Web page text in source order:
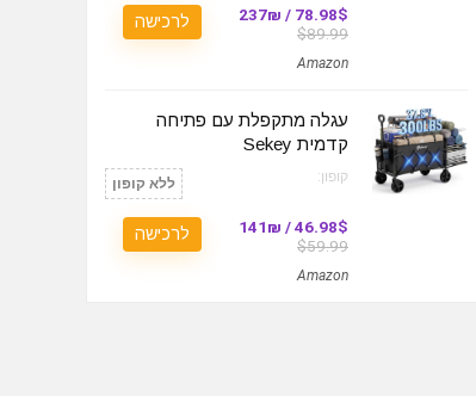
78.98$ / 237₪
$89.99
Amazon
לרכישה
עגלה מתקפלת עם פתיחה
קדמית Sekey
קופון: ללא קופון
46.98$ / 141₪
$59.99
Amazon
לרכישה